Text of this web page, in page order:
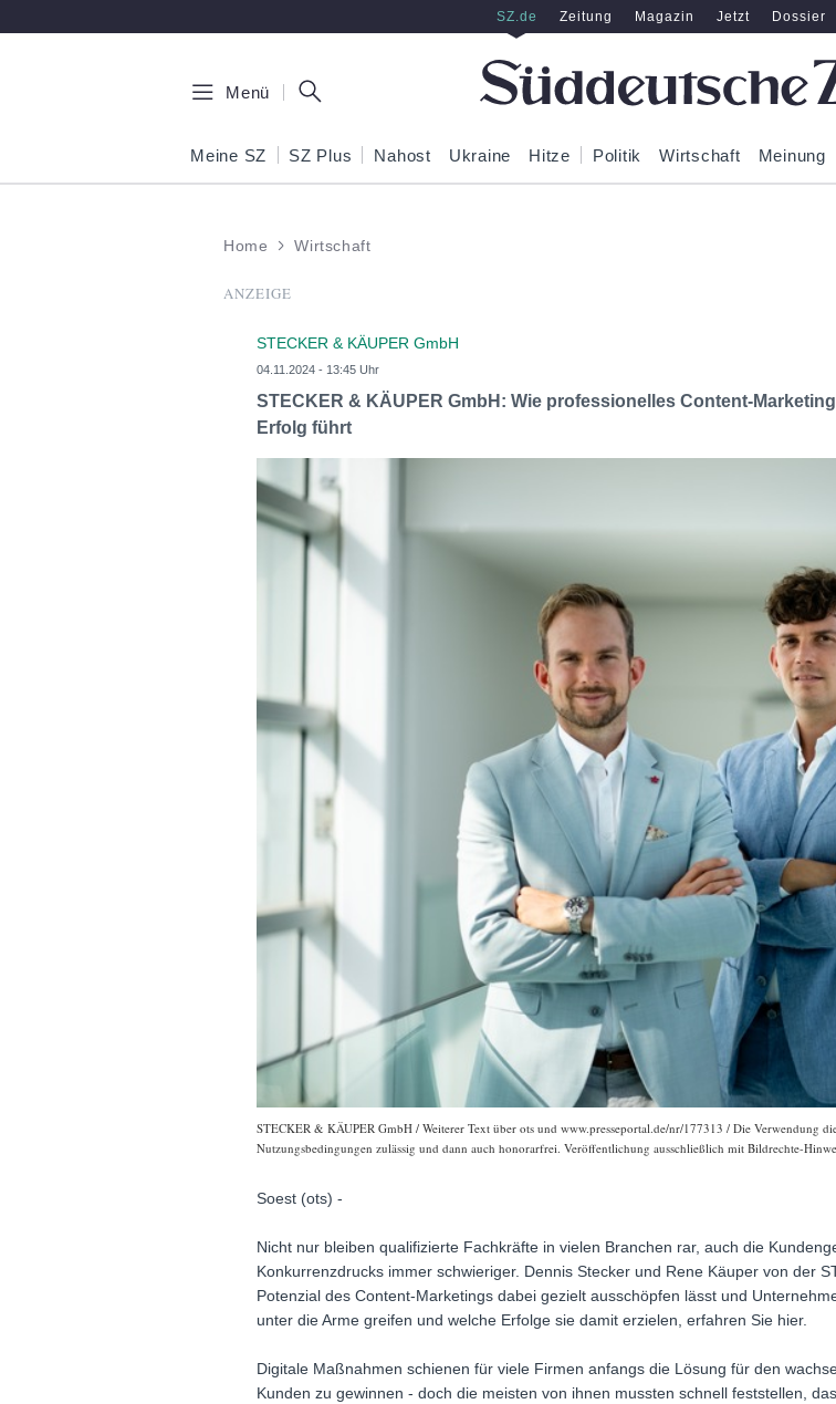
SZ.de Zeitung Magazin Jetzt Dossier
Menü
Meine SZ SZ Plus Nahost Ukraine Hitze Politik Wirtschaft Meinung
Home Wirtschaft
ANZEIGE
STECKER & KÄUPER GmbH
04.11.2024 - 13:45 Uhr
STECKER & KÄUPER GmbH: Wie professionelles Content-
Erfolg führt
STECKER & KÄUPER GmbH / Weiterer Text über ots und www.presseportal.de/nr/177313 / Die Verwendung
Nutzungsbedingungen zulässig und dann auch honorarfrei. Veröffentlichung ausschließlich mit Bildrechte-
Soest (ots) -
Nicht nur bleiben qualifizierte Fachkräfte in vielen Branchen rar, auch die
Konkurrenzdrucks immer schwieriger. Dennis Stecker und Rene Käuper von der
Potenzial des Content-Marketings dabei gezielt ausschöpfen lässt und
unter die Arme greifen und welche Erfolge sie damit erzielen, erfahren Sie hier.
Digitale Maßnahmen schienen für viele Firmen anfangs die Lösung für den
Kunden zu gewinnen - doch die meisten von ihnen mussten schnell feststellen,